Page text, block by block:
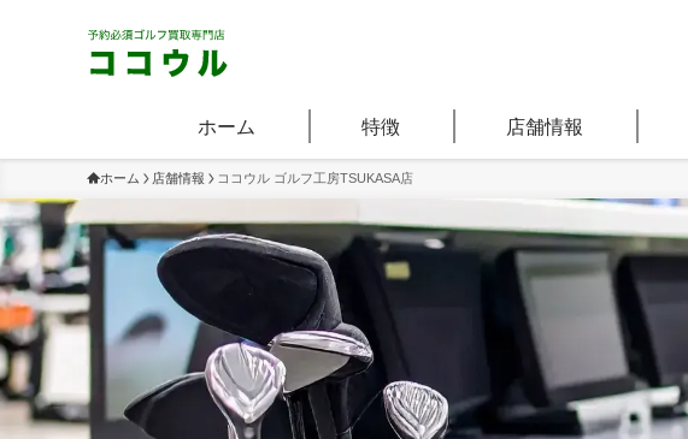
ホーム 特徴 店舗情報
ホーム 店舗情報 ココウル ゴルフ工房TSUKASA店